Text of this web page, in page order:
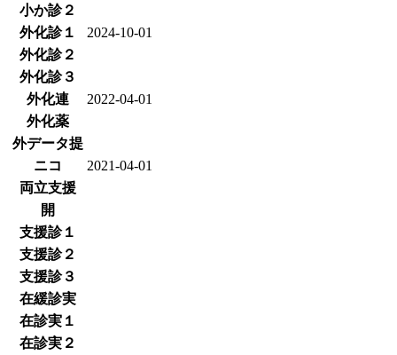
小か診２
外化診１
2024-10-01
外化診２
外化診３
外化連
2022-04-01
外化薬
外データ提
ニコ
2021-04-01
両立支援
開
支援診１
支援診２
支援診３
在緩診実
在診実１
在診実２